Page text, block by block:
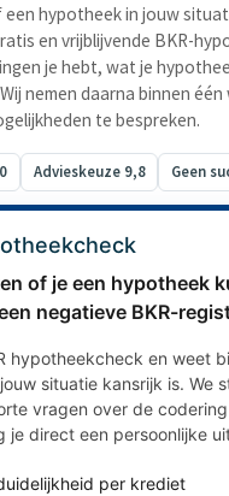
hypotheek in jouw
en vrijblijvende BKR-
je hebt, wat je
nemen daarna binnen één
te bespreken.
Advieskeuze 9,8 Geen
of je een hypotheek
negatieve BKR-
hypotheekcheck en weet
situatie kansrijk is. We
vragen over de
je direct een persoonlijke
per krediet